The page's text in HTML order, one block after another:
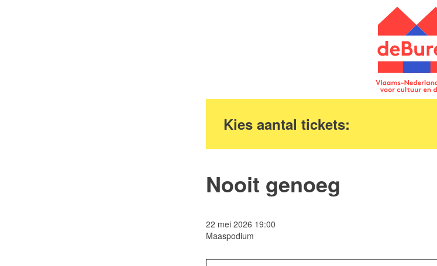
Kies aantal tickets:
Nooit genoeg
22 mei 2026 19:00
Maaspodium